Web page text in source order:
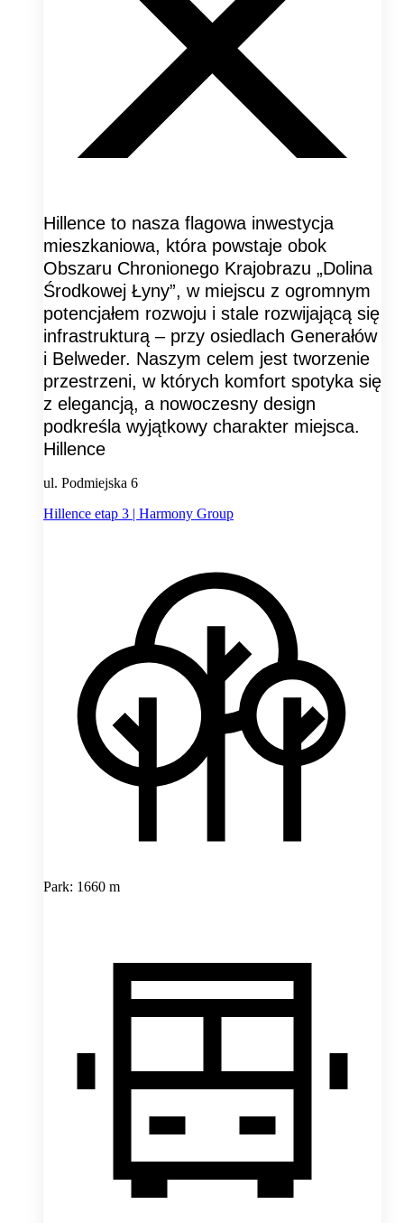
Hillence to nasza flagowa inwestycja
mieszkaniowa, która powstaje obok
Obszaru Chronionego Krajobrazu „Dolina
Środkowej Łyny”, w miejscu z ogromnym
potencjałem rozwoju i stale rozwijającą się
infrastrukturą – przy osiedlach Generałów
i Belweder. Naszym celem jest tworzenie
przestrzeni, w których komfort spotyka się
z elegancją, a nowoczesny design
podkreśla wyjątkowy charakter miejsca.
Hillence
ul. Podmiejska 6
Hillence etap 3 | Harmony Group
Park: 1660 m